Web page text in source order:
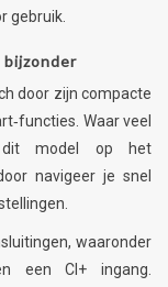
gebruik.
bijzonder
door zijn compacte
Waar veel
dit model op het
navigeer je snel
waaronder
een CI+ ingang.